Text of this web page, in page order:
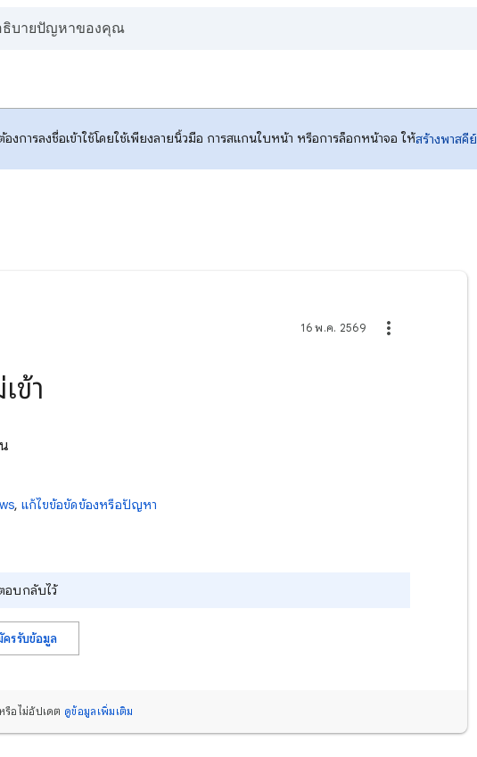
การลงชื่อเข้าใช้โดยใช้เพียงลายนิ้วมือ การสแกนใบหน้า หรือการล็อกหน้าจอ ให้สร้างพาสคีย์
16 พ.ค. 2569
ข้า
, แก้ไขข้อขัดข้องหรือปัญหา
อบกลับไว้
ครรับข้อมูล
รือไม่อัปเดต ดูข้อมูลเพิ่มเติม